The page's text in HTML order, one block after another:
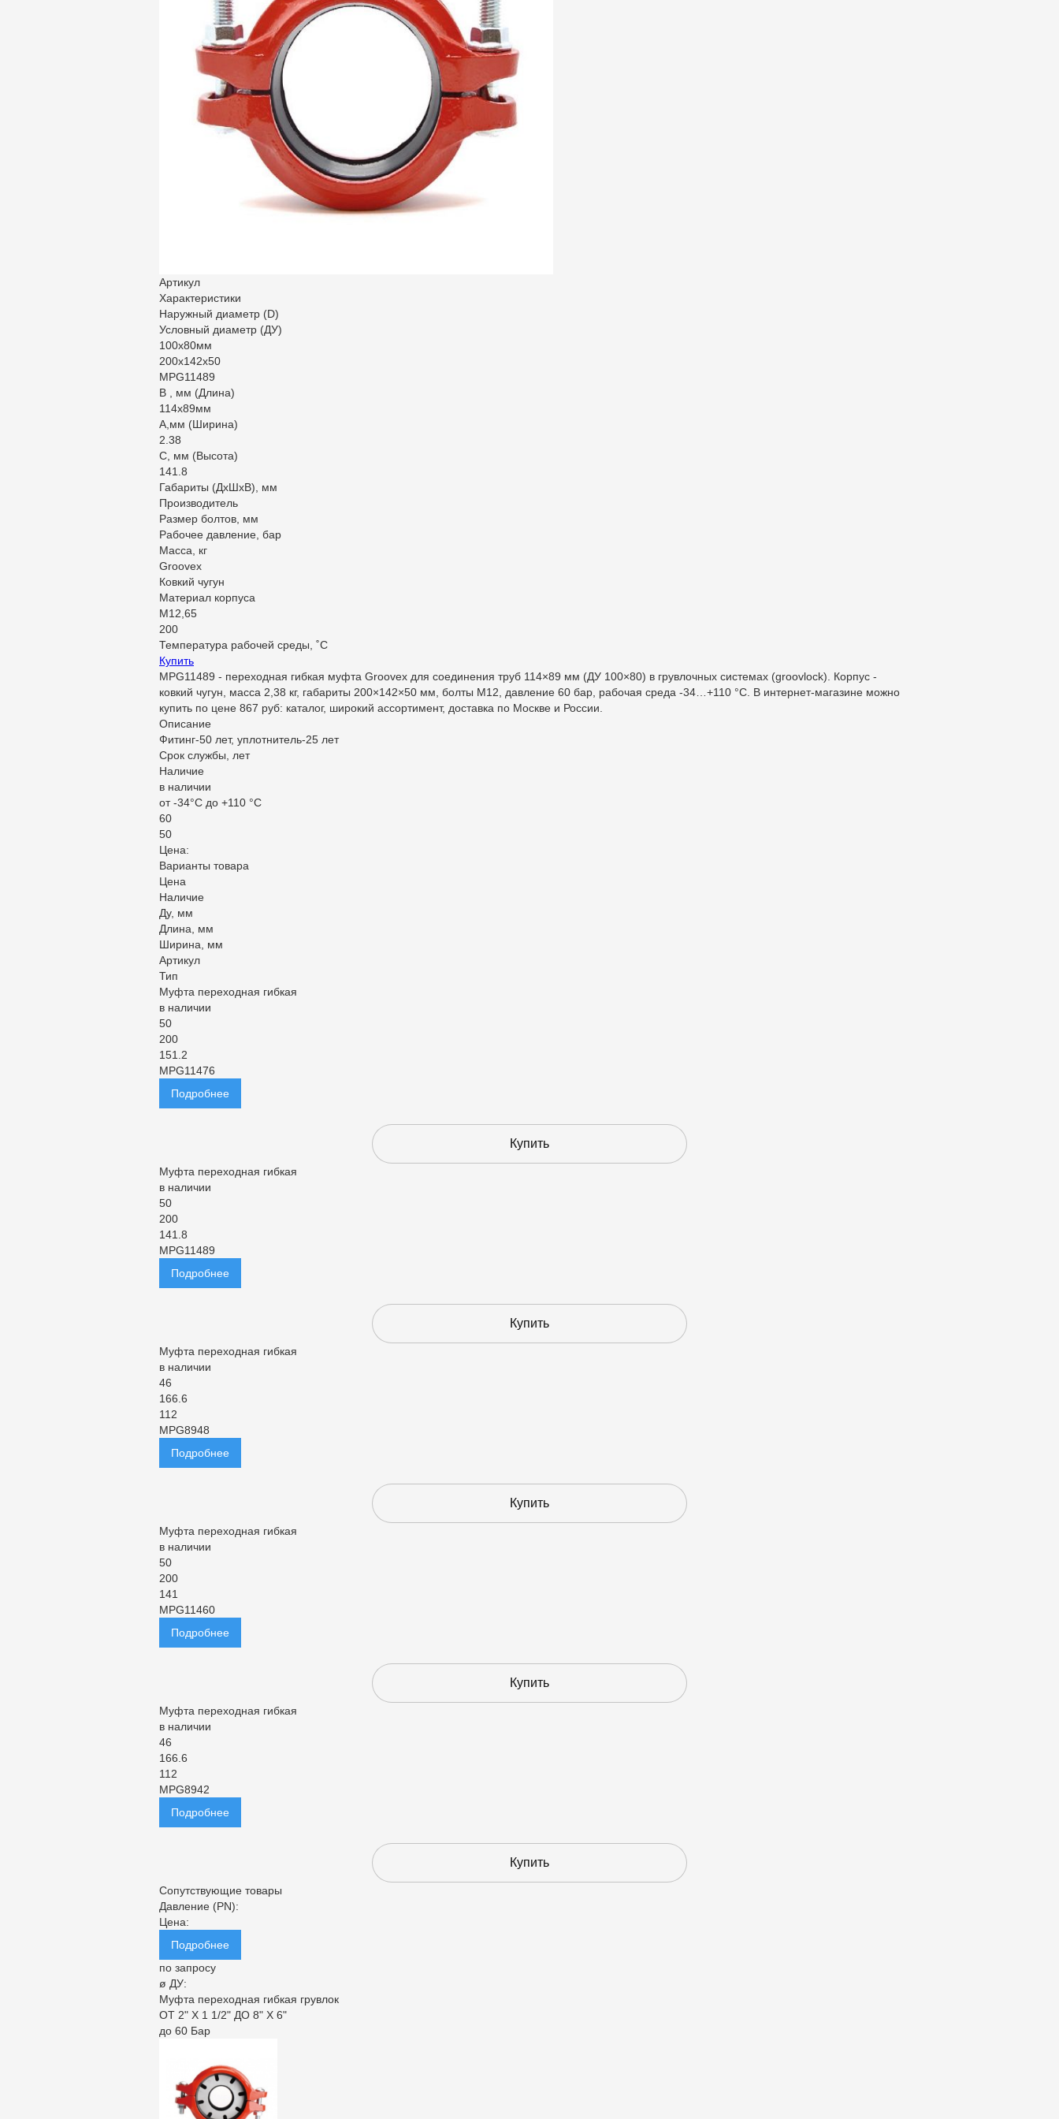
Артикул
Характеристики
Наружный диаметр (D)
Условный диаметр (ДУ)
100х80мм
200х142х50
MPG11489
В , мм (Длина)
114х89мм
А,мм (Ширина)
2.38
С, мм (Высота)
141.8
Габариты (ДхШхВ), мм
Производитель
Размер болтов, мм
Рабочее давление, бар
Масса, кг
Groovex
Ковкий чугун
Материал корпуса
М12,65
200
Температура рабочей среды, ˚C
Купить
MPG11489 - переходная гибкая муфта Groovex для соединения труб 114×89 мм (ДУ 100×80) в грувлочных системах (groovlock). Корпус -
ковкий чугун, масса 2,38 кг, габариты 200×142×50 мм, болты М12, давление 60 бар, рабочая среда -34…+110 °C. В интернет-магазине можно
купить по цене 867 руб: каталог, широкий ассортимент, доставка по Москве и России.
Описание
Фитинг-50 лет, уплотнитель-25 лет
Срок службы, лет
Наличие
в наличии
от -34°С до +110 °С
60
50
Цена:
Варианты товара
Цена
Наличие
Ду, мм
Длина, мм
Ширина, мм
Артикул
Тип
Муфта переходная гибкая
в наличии
50
200
151.2
MPG11476
Подробнее
Купить
Муфта переходная гибкая
в наличии
50
200
141.8
MPG11489
Подробнее
Купить
Муфта переходная гибкая
в наличии
46
166.6
112
MPG8948
Подробнее
Купить
Муфта переходная гибкая
в наличии
50
200
141
MPG11460
Подробнее
Купить
Муфта переходная гибкая
в наличии
46
166.6
112
MPG8942
Подробнее
Купить
Сопутствующие товары
Давление (PN):
Цена:
Подробнее
по запросу
ø ДУ:
Муфта переходная гибкая грувлок
ОТ 2" X 1 1/2" ДО 8" X 6"
до 60 Бар